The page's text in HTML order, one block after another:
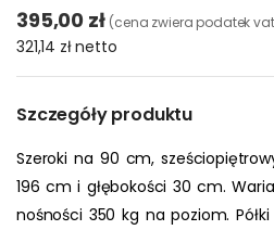
395,00 zł (cena zwiera podatek
321,14 złnetto
Szczegóły produktu
Szeroki na 90 cm,
196 cm i głębokości 30 cm.
nośności 350 kg na poziom.